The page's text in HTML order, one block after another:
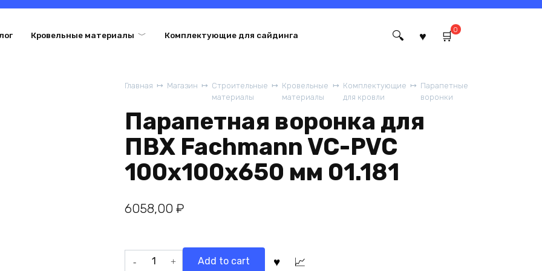
Кровельные материалы Комплектующие для сайдинга
0
Главная Магазин
Строительные
материалы
Кровельные
материалы
Комплектующие
для кровли
Парапетные
воронки
Парапетная воронка для
ПВХ Fachmann VC-PVC
100x100x650 мм 01.181
6058,00 ₽
Парапетная
Add to cart